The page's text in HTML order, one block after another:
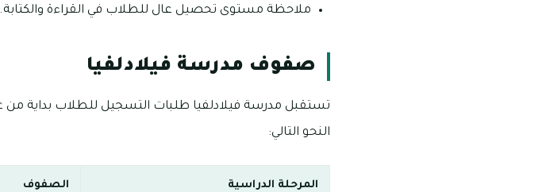
ملاحظة مستوى تحصيل عال للطلاب في القراءة والكتابة.
صفوف مدرسة فيلادلفيا
النحو التالي:
المرحلة الدراسية الصفوف